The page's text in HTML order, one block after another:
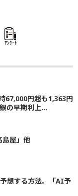
ｱﾝｹｰﾄ
67,000円超も1,363円
の早期利上...
島屋」他
想する方法。「AI予